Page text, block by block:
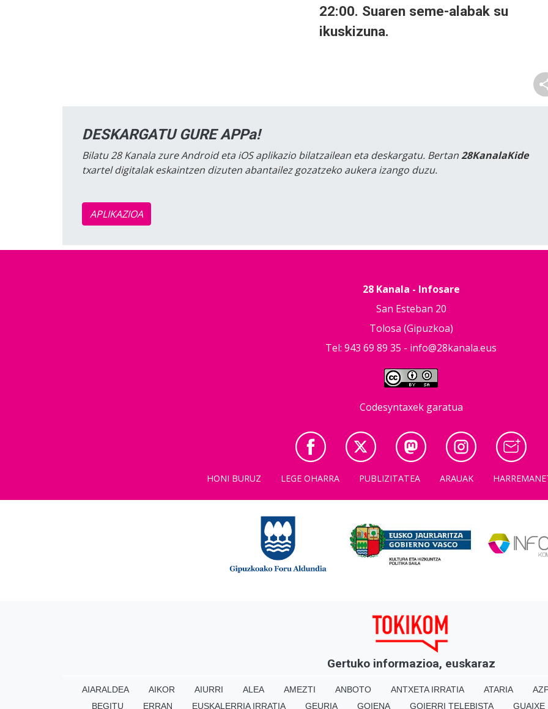
22:00. Suaren seme-alabak su
ikuskizuna.
DESKARGATU GURE APPa!
Bilatu 28 Kanala zure Android eta iOS aplikazio bilatzailean eta deskargatu. Bertan28KanalaKide
txartel digitalak eskaintzen dizuten abantailez gozatzeko aukera izango duzu.
APLIKAZIOA
28 Kanala - Infosare
San Esteban 20
Tolosa (Gipuzkoa)
Tel: 943 69 89 35 - info@28kanala.eus
Codesyntaxek garatua
HONI BURUZ LEGE OHARRA PUBLIZITATEA ARAUAK
Gertuko informazioa, euskaraz
AIARALDEA AIKOR AIURRI ALEA AMEZTI ANBOTO ANTXETA IRRATIA ATARIA
BEGITU
ERRAN EUSKALERRIA IRRATIA GEURIA GOIENA GOIERRI TELEBISTA GUAIXE